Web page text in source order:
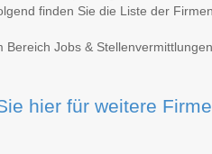
finden Sie die Liste der
Bereich Jobs &
hier für weitere